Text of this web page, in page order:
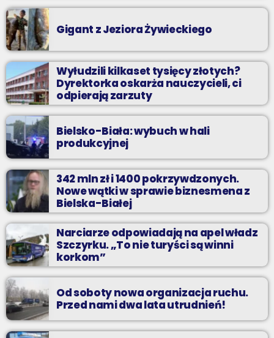
Gigant z Jeziora Żywieckiego
Wyłudzili kilkaset tysięcy złotych?
Dyrektorka oskarża nauczycieli, ci
odpierają zarzuty
Bielsko-Biała: wybuch w hali
produkcyjnej
342 mln zł i 1400 pokrzywdzonych.
Nowe wątki w sprawie biznesmena z
Bielska-Białej
Narciarze odpowiadają na apel władz
Szczyrku. „To nie turyści są winni
korkom”
Od soboty nowa organizacja ruchu.
Przed nami dwa lata utrudnień!